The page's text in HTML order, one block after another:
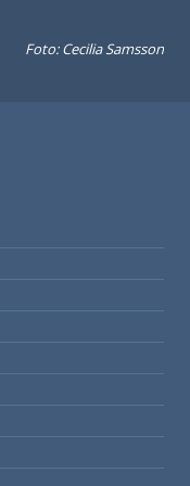
Foto: Cecilia Samsson